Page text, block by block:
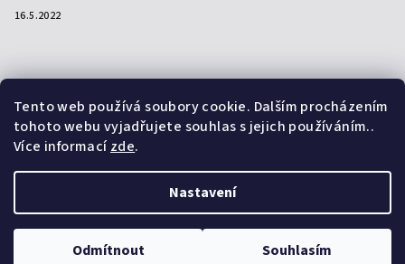
Tento web používá soubory cookie. Dalším procházením
tohoto webu vyjadřujete souhlas s jejich používáním..
Více informacízde.
Nastavení
Odmítnout Souhlasím
16.5.2022
Přijímáme online platby
Upravit nastavení cookies